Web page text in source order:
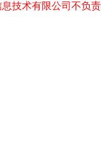
技术有限公司不负责